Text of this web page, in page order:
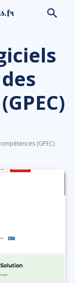
(GPEC)